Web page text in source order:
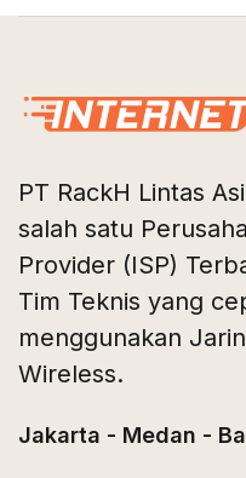
PT RackH Lintas
salah satu
Provider (ISP)
Tim Teknis yang
menggunakan
Wireless.
Jakarta - Medan -